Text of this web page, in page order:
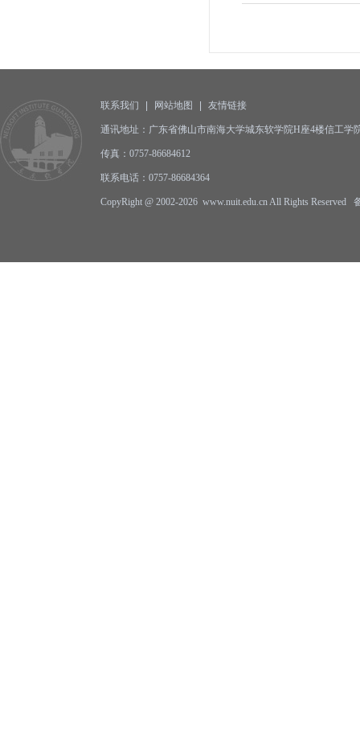
联系我们 | 网站地图 | 友情链接
通讯地址：广东省佛山市南海大学城东软学院H座4楼信工
传真：0757-86684612
联系电话：0757-86684364
CopyRight @ 2002-2026 www.nuit.edu.cn All Rights Reserved